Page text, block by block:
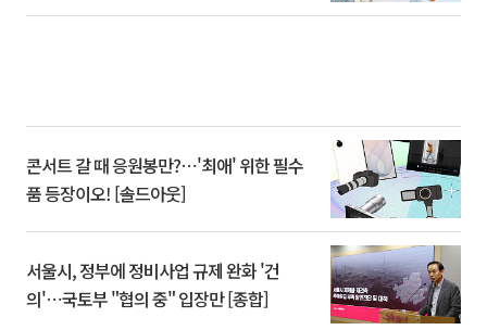
콘서트 갈 때 응원봉만?⋯'최애' 위한 필수
품 등장이오! [솔드아웃]
서울시, 정부에 정비사업 규제 완화 '건
의'⋯국토부 "협의 중" 입장만 [종합]